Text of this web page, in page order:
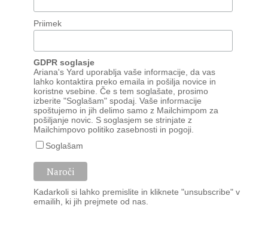
Priimek
GDPR soglasje
Ariana's Yard uporablja vaše informacije, da vas
lahko kontaktira preko emaila in pošilja novice in
koristne vsebine. Če s tem soglašate, prosimo
izberite "Soglašam" spodaj. Vaše informacije
spoštujemo in jih delimo samo z Mailchimpom za
pošiljanje novic. S soglasjem se strinjate z
Mailchimpovo politiko zasebnostiin pogoji.
Soglašam
Kadarkoli si lahko premislite in kliknete "unsubscribe" v
emailih, ki jih prejmete od nas.